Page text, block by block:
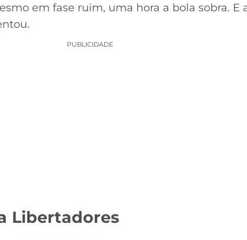
em fase ruim, uma hora a bola sobra. E
PUBLICIDADE
Libertadores